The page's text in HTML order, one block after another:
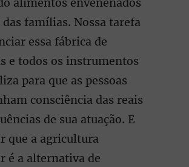
das famílias. Nossa tarefa
essa fábrica de
e todos os instrumentos
para que as pessoas
consciência das reais
de sua atuação. E
que a agricultura
é a alternativa de